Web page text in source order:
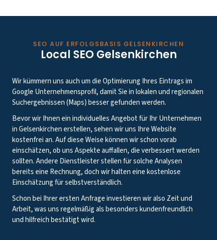
SEO AUF ERFOLGSBASIS GELSENKIRCHEN
Local SEO Gelsenkirchen
Wir kümmern uns auch um die Optimierung Ihres Eintrags im
Google Unternehmensprofil, damit Sie in lokalen und regionalen
Suchergebnissen (Maps) besser gefunden werden.
Bevor wir Ihnen ein individuelles Angebot für Ihr Unternehmen
in Gelsenkirchen erstellen, sehen wir uns Ihre Website
kostenfrei an. Auf diese Weise können wir schon vorab
einschätzen, ob uns Aspekte auffallen, die verbessert werden
sollten. Andere Dienstleister stellen für solche Analysen
bereits eine Rechnung, doch wir halten eine kostenlose
Einschätzung für selbstverständlich.
Schon bei Ihrer ersten Anfrage investieren wir also Zeit und
Arbeit, was uns regelmäßig als besonders kundenfreundlich
und hilfreich bestätigt wird.